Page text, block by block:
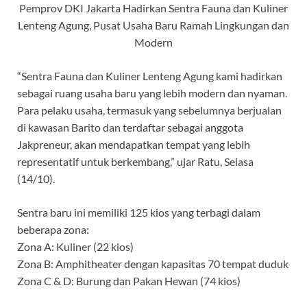
Pemprov DKI Jakarta Hadirkan Sentra Fauna dan Kuliner
Lenteng Agung, Pusat Usaha Baru Ramah Lingkungan dan
Modern
“Sentra Fauna dan Kuliner Lenteng Agung kami hadirkan
sebagai ruang usaha baru yang lebih modern dan nyaman.
Para pelaku usaha, termasuk yang sebelumnya berjualan
di kawasan Barito dan terdaftar sebagai anggota
Jakpreneur, akan mendapatkan tempat yang lebih
representatif untuk berkembang,” ujar Ratu, Selasa
(14/10).
Sentra baru ini memiliki 125 kios yang terbagi dalam
beberapa zona:
Zona A: Kuliner (22 kios)
Zona B: Amphitheater dengan kapasitas 70 tempat duduk
Zona C & D: Burung dan Pakan Hewan (74 kios)